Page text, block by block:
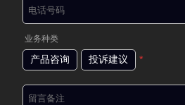
业务种类
产品咨询 投诉建议 *